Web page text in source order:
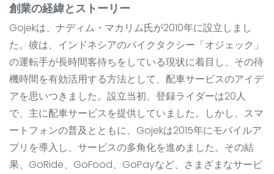
創業の経緯とストーリー
Gojekは、ナディム・マカリム氏が2010年に設立しまし
た。彼は、インドネシアのバイクタクシー「オジェック」
の運転手が長時間客待ちをしている現状に着目し、その待
機時間を有効活用する方法として、配車サービスのアイデ
アを思いつきました。設立当初、登録ライダーは20人
で、主に配車サービスを提供していました。しかし、スマ
ートフォンの普及とともに、Gojekは2015年にモバイルア
プリを導入し、サービスの多角化を進めました。その結
果、GoRide、GoFood、GoPayなど、さまざまなサービ